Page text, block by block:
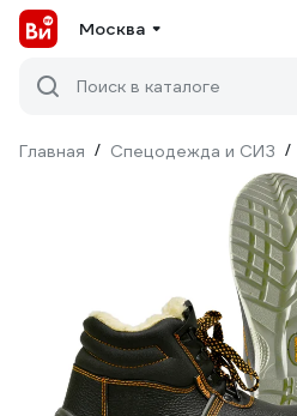
Москва
Поиск в каталоге
Главная / Спецодежда и СИЗ /